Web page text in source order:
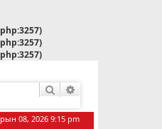
Хайлт
08, 2026 9:15 pm